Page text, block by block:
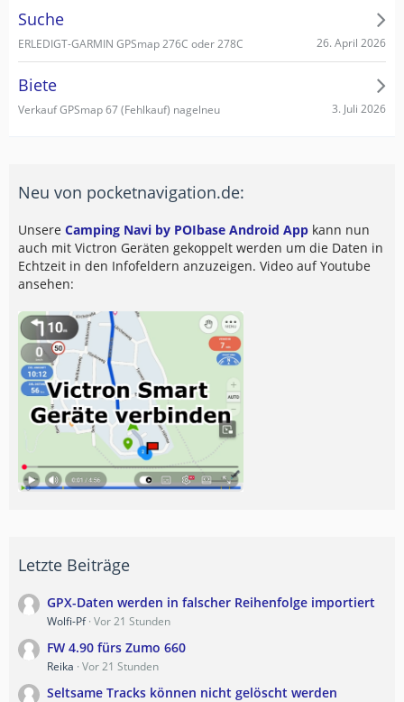
Suche
ERLEDIGT-GARMIN GPSmap 276C oder 278C 26. April 2026
Biete
Verkauf GPSmap 67 (Fehlkauf) nagelneu 3. Juli 2026
Neu von pocketnavigation.de:
Unsere Camping Navi by POIbase Android App kann nun
auch mit Victron Geräten gekoppelt werden um die Daten in
Echtzeit in den Infofeldern anzuzeigen. Video auf Youtube
ansehen:
Letzte Beiträge
GPX-Daten werden in falscher Reihenfolge importiert
Wolfi-Pf Vor 21 Stunden
FW 4.90 fürs Zumo 660
Reika Vor 21 Stunden
Seltsame Tracks können nicht gelöscht werden